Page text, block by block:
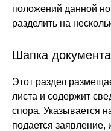
положений данной
разделить на
Шапка документа
Этот раздел
листа и содержит
спора. Указывается
подается